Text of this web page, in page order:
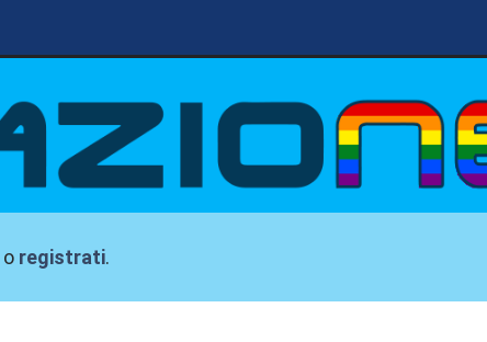
o registrati.